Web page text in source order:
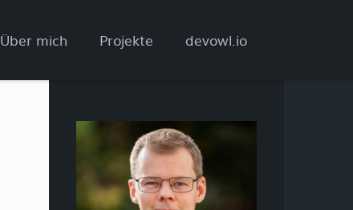
Über mich Projekte devowl.io